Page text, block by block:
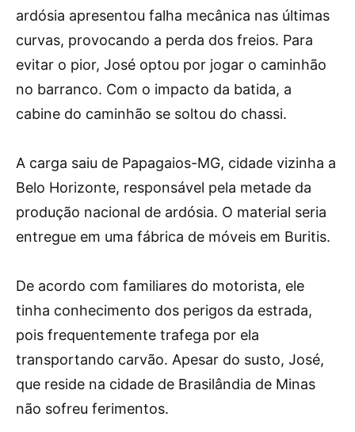
ardósia apresentou falha mecânica nas últimas
curvas, provocando a perda dos freios. Para
evitar o pior, José optou por jogar o caminhão
no barranco. Com o impacto da batida, a
cabine do caminhão se soltou do chassi.
A carga saiu de Papagaios-MG, cidade vizinha a
Belo Horizonte, responsável pela metade da
produção nacional de ardósia. O material seria
entregue em uma fábrica de móveis em Buritis.
De acordo com familiares do motorista, ele
tinha conhecimento dos perigos da estrada,
pois frequentemente trafega por ela
transportando carvão. Apesar do susto, José,
que reside na cidade de Brasilândia de Minas
não sofreu ferimentos.